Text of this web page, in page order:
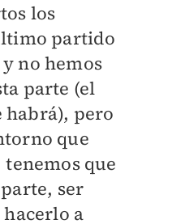
los
partido
no hemos
parte (el
habrá), pero
que
que
ser
a